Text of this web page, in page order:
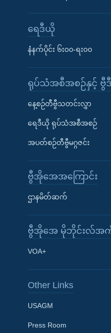
Learning English
ဘာသာစကားများ
ရေဒီယို
နံနက်ပိုင်း ၆း၀၀-ရး၀၀
ရုပ်သံအစီအစဉ်နှင့် ဗွီဒီ
နေ့စဉ်တီဗွီသတင်းလွှာ
ရေဒီယို ရုပ်သံအစီအစဉ်
အပတ်စဉ်တီဗွီမဂ္ဂဇင်း
ဗွီအိုအေအကြောင်း
ဌာနမိတ်ဆက်
ဗွီအိုအေ မိုဘိုင်းလ်အက်
VOA+
Other Links
USAGM
Press Room